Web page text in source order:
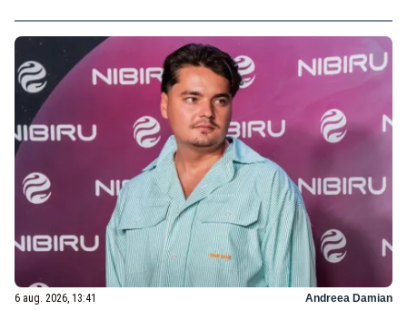
6 aug. 2026, 13:41 Andreea Damian